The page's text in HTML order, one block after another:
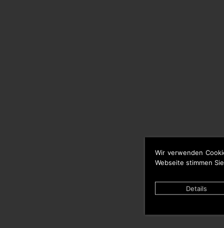
Wir verwenden
Webseite stimmen
Details